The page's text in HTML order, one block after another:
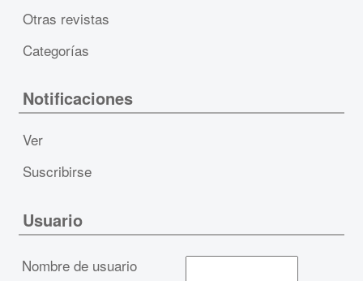
Otras revistas
Categorías
Notificaciones
Ver
Suscribirse
Usuario
Nombre de usuario